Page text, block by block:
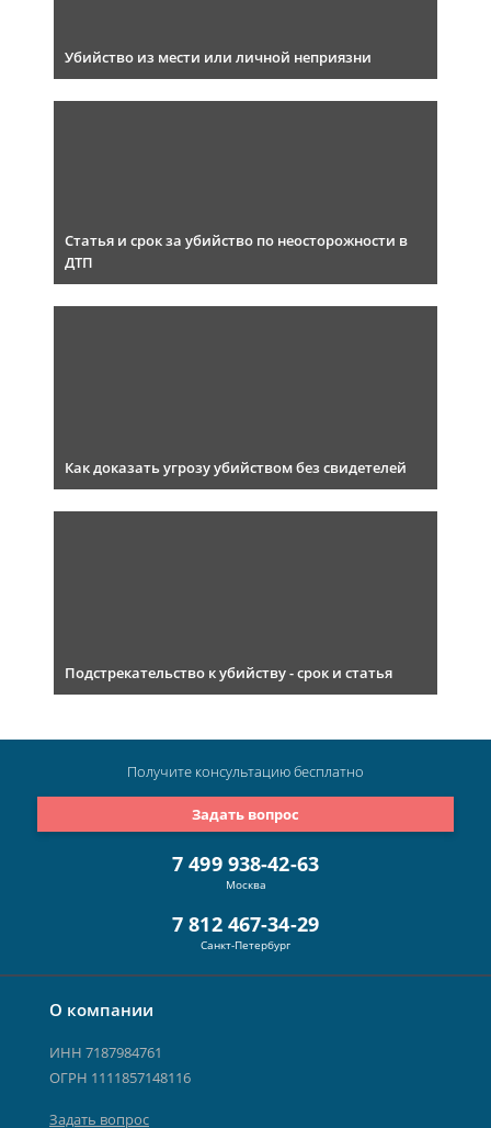
Убийство из мести или личной неприязни
Статья и срок за убийство по неосторожности в
ДТП
Как доказать угрозу убийством без свидетелей
Подстрекательство к убийству - срок и статья
О компании
ИНН 7187984761
ОГРН 1111857148116
Задать вопрос
7 499 938-42-63
Москва
7 812 467-34-29
Санкт-Петербург
Задать вопрос
Получите консультациюбесплатно